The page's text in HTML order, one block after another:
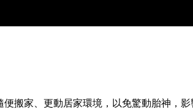
便搬家、更動居家環境，以免驚動胎神，影